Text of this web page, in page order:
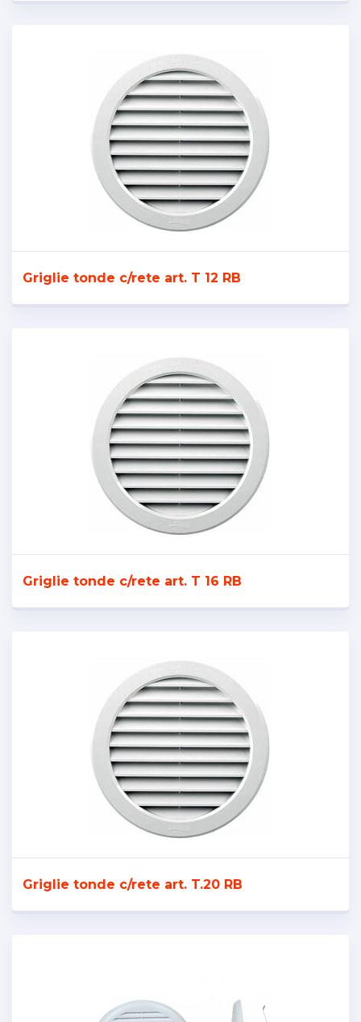
Griglie tonde c/rete art. T 12 RB
Griglie tonde c/rete art. T 16 RB
Griglie tonde c/rete art. T.20 RB